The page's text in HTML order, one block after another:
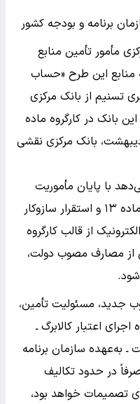
برنامه و بودجه کشور
مأمور تأمین منابع
منابع این طرح «حساب
تسنیم از بانک مرکزی
بانک در کارگروه ماده
پایان رسیده است و از ۱۵ اردیبهشت، بانک مرکزی نقشی
با پایان مأموریت
دبیرخانه‌ای بانک مرکزی در کارگروه ماده ۱۳ و استقرار سازوکار
الکترونیک از قالب کارگروه
از مصارف مصوب دولت،
جدید، مسئولیت تأمین،
اعتبار کالابرگ ـ
ـ به‌عهده سازمان برنامه
در حدود تکالیف
تصمیمات خواهد بود،